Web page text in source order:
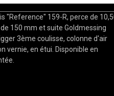
"Reference" 159-R, perce de
150 mm et suite Goldmessing
3ème coulisse, colonne d'air
vernie, en étui. Disponible en